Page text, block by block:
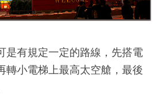
是有規定一定的路線，先搭電
轉小電梯上最高太空艙，最後